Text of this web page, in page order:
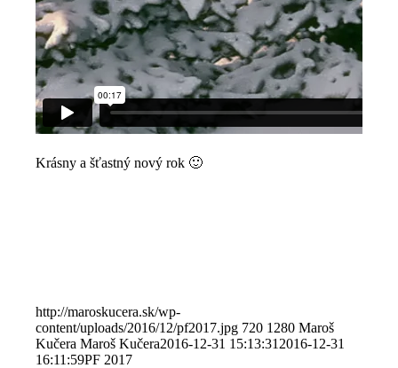
Krásny a šťastný nový rok 🙂
http://maroskucera.sk/wp-
content/uploads/2016/12/pf2017.jpg 720 1280 Maroš
Kučera Maroš Kučera2016-12-31 15:13:31 2016-12-31
16:11:59PF 2017